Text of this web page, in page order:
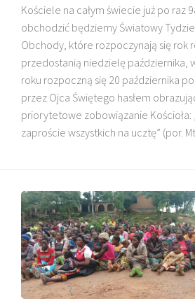
Kościele na całym świecie już po raz
obchodzić będziemy Światowy
Obchody, które rozpoczynają się rok
przedostanią niedzielę października,
roku rozpoczną się 20 października
przez Ojca Świętego hasłem
priorytetowe zobowiązanie Kościoła:
zaproście wszystkich na ucztę” (por. Mt
DZIECI
BŁ. JAN BEYZYM